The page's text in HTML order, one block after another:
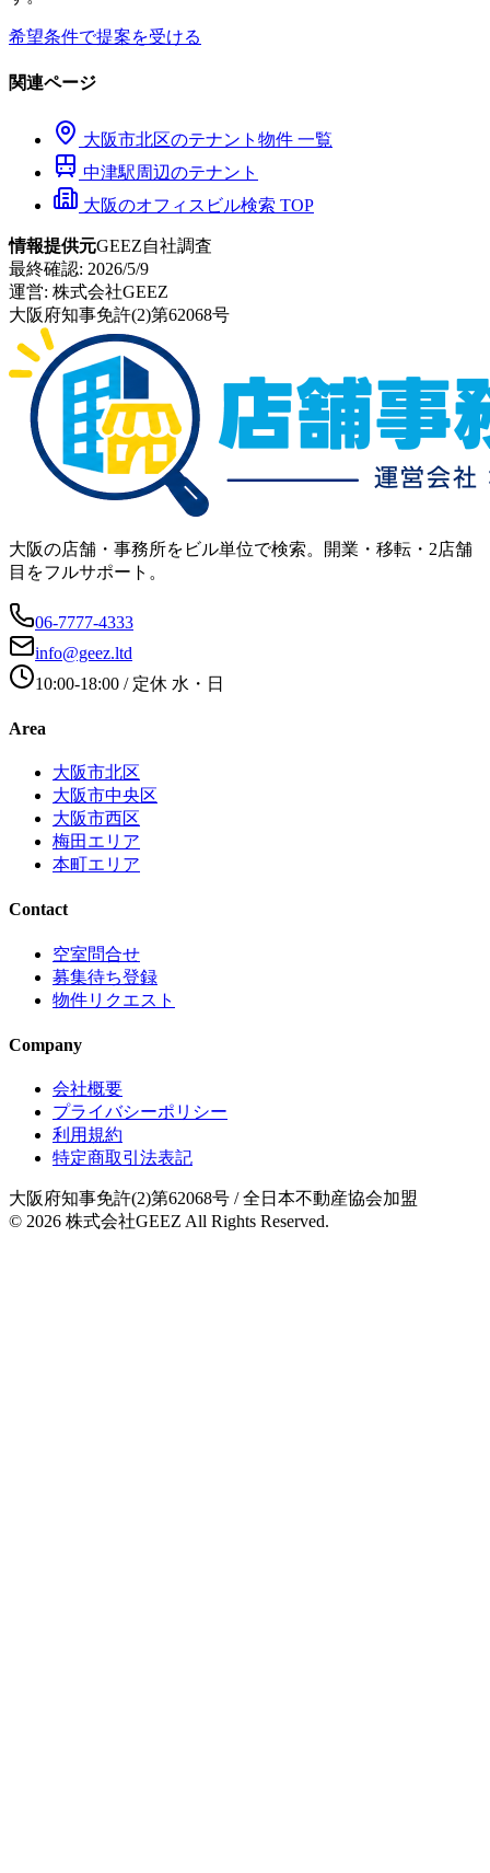
希望条件で提案を受ける
関連ページ
大阪市北区のテナント物件 一覧
中津駅周辺のテナント
大阪のオフィスビル検索 TOP
情報提供元GEEZ自社調査
最終確認: 2026/5/9
運営: 株式会社GEEZ
大阪府知事免許(2)第62068号
大阪の店舗・事務所をビル単位で検索。開業・移転・2店舗
目をフルサポート。
06-7777-4333
info@geez.ltd
10:00-18:00 / 定休 水・日
Area
大阪市北区
大阪市中央区
大阪市西区
梅田エリア
本町エリア
Contact
空室問合せ
募集待ち登録
物件リクエスト
Company
会社概要
プライバシーポリシー
利用規約
特定商取引法表記
大阪府知事免許(2)第62068号 / 全日本不動産協会加盟
© 2026 株式会社GEEZ All Rights Reserved.